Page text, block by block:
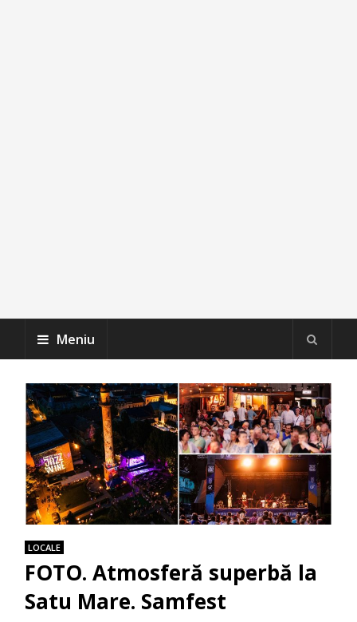
Meniu
LOCALE
FOTO. Atmosferă superbă la
Satu Mare. Samfest